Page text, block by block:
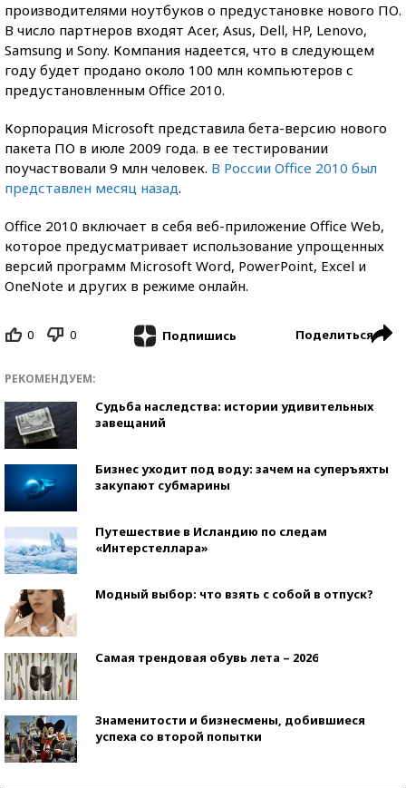
производителями ноутбуков о предустановке нового ПО.
В число партнеров входят Acer, Asus, Dell, HP, Lenovo,
Samsung и Sony. Компания надеется, что в следующем
году будет продано около 100 млн компьютеров с
предустановленным Office 2010.
Корпорация Microsoft представила бета-версию нового
пакета ПО в июле 2009 года. в ее тестировании
поучаствовали 9 млн человек. В России Office 2010 был
представлен месяц назад.
Office 2010 включает в себя веб-приложение Office Web,
которое предусматривает использование упрощенных
версий программ Microsoft Word, PowerPoint, Excel и
OneNote и других в режиме онлайн.
0 0 Подпишись Поделиться
РЕКОМЕНДУЕМ:
Судьба наследства: истории удивительных
завещаний
Бизнес уходит под воду: зачем на суперъяхты
закупают субмарины
Путешествие в Исландию по следам
«Интерстеллара»
Модный выбор: что взять с собой в отпуск?
Самая трендовая обувь лета – 2026
Знаменитости и бизнесмены, добившиеся
успеха со второй попытки